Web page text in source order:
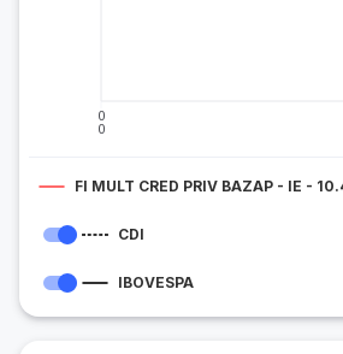
0
0
FI MULT CRED PRIV BAZAP - IE -
CDI
IBOVESPA